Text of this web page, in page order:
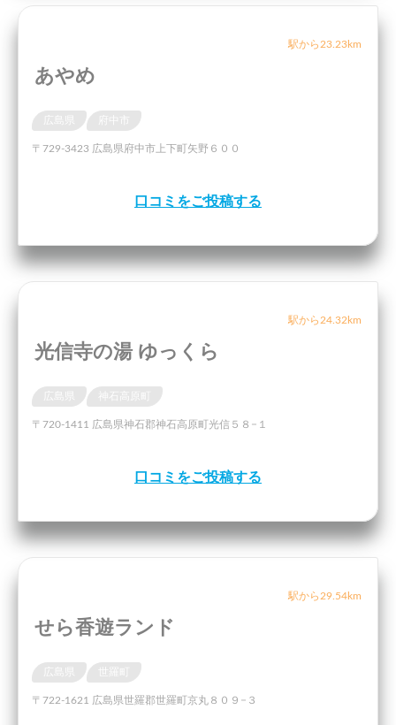
駅から23.23km
あやめ
広島県
〒729-3423 広島県府中市上下町矢野６００
口コミをご投稿する
駅から24.32km
光信寺の湯 ゆっくら
広島県 神石高原町
〒720-1411 広島県神石郡神石高原町光信５８−１
口コミをご投稿する
駅から29.54km
せら香遊ランド
広島県
〒722-1621 広島県世羅郡世羅町京丸８０９−３